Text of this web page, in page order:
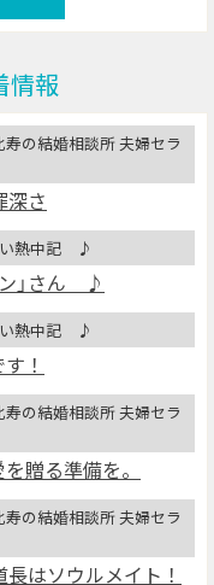
情報
深さ
の結婚相談所 夫婦セラ
ン」さん ♪
い熱中記 ♪
！
い熱中記 ♪
贈る準備を。
の結婚相談所 夫婦セラ
長はソウルメイト！
の結婚相談所 夫婦セラ